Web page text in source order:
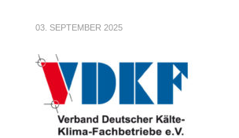
03. SEPTEMBER 2025